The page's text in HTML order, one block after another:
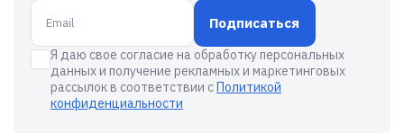
Подписаться
Я даю свое согласие на обработку персональных
данных и получение рекламных и маркетинговых
рассылок в соответствии сПолитикой
конфиденциальности